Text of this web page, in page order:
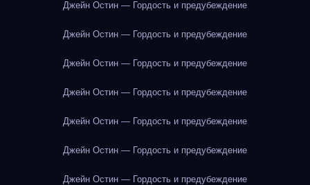
Джейн Остин — Гордость и предубеждение
Джейн Остин — Гордость и предубеждение
Джейн Остин — Гордость и предубеждение
Джейн Остин — Гордость и предубеждение
Джейн Остин — Гордость и предубеждение
Джейн Остин — Гордость и предубеждение
Джейн Остин — Гордость и предубеждение